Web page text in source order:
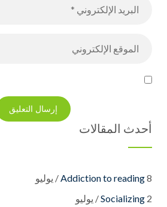
أحدث المقالات
Addiction to reading8 / يوليو
Socializing 2 / يوليو